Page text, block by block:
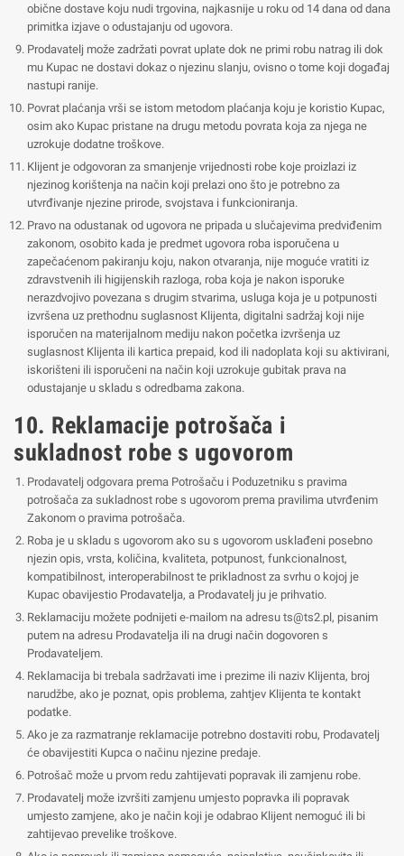
obične dostave koju nudi trgovina, najkasnije u roku od 14 dana od dana
primitka izjave o odustajanju od ugovora.
Prodavatelj može zadržati povrat uplate dok ne primi robu natrag ili dok
mu Kupac ne dostavi dokaz o njezinu slanju, ovisno o tome koji događaj
nastupi ranije.
Povrat plaćanja vrši se istom metodom plaćanja koju je koristio Kupac,
osim ako Kupac pristane na drugu metodu povrata koja za njega ne
uzrokuje dodatne troškove.
Klijent je odgovoran za smanjenje vrijednosti robe koje proizlazi iz
njezinog korištenja na način koji prelazi ono što je potrebno za
utvrđivanje njezine prirode, svojstava i funkcioniranja.
Pravo na odustanak od ugovora ne pripada u slučajevima predviđenim
zakonom, osobito kada je predmet ugovora roba isporučena u
zapečaćenom pakiranju koju, nakon otvaranja, nije moguće vratiti iz
zdravstvenih ili higijenskih razloga, roba koja je nakon isporuke
nerazdvojivo povezana s drugim stvarima, usluga koja je u potpunosti
izvršena uz prethodnu suglasnost Klijenta, digitalni sadržaj koji nije
isporučen na materijalnom mediju nakon početka izvršenja uz
suglasnost Klijenta ili kartica prepaid, kod ili nadoplata koji su aktivirani,
iskorišteni ili isporučeni na način koji uzrokuje gubitak prava na
odustajanje u skladu s odredbama zakona.
10. Reklamacije potrošača i
sukladnost robe s ugovorom
Prodavatelj odgovara prema Potrošaču i Poduzetniku s pravima
potrošača za sukladnost robe s ugovorom prema pravilima utvrđenim
Zakonom o pravima potrošača.
Roba je u skladu s ugovorom ako su s ugovorom usklađeni posebno
njezin opis, vrsta, količina, kvaliteta, potpunost, funkcionalnost,
kompatibilnost, interoperabilnost te prikladnost za svrhu o kojoj je
Kupac obavijestio Prodavatelja, a Prodavatelj ju je prihvatio.
Reklamaciju možete podnijeti e-mailom na adresu ts@ts2.pl, pisanim
putem na adresu Prodavatelja ili na drugi način dogovoren s
Prodavateljem.
Reklamacija bi trebala sadržavati ime i prezime ili naziv Klijenta, broj
narudžbe, ako je poznat, opis problema, zahtjev Klijenta te kontakt
podatke.
Ako je za razmatranje reklamacije potrebno dostaviti robu, Prodavatelj
će obavijestiti Kupca o načinu njezine predaje.
Potrošač može u prvom redu zahtijevati popravak ili zamjenu robe.
Prodavatelj može izvršiti zamjenu umjesto popravka ili popravak
umjesto zamjene, ako je način koji je odabrao Klijent nemoguć ili bi
zahtijevao prevelike troškove.